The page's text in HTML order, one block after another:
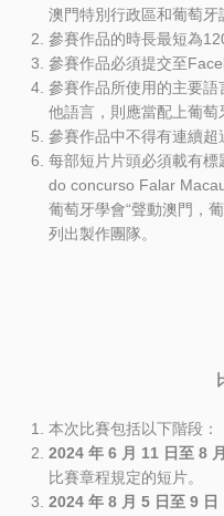
澳門特別行政區和葡萄牙
參賽作品的時長最短為
參賽作品必須提交至
參賽作品所使用的主要
他語言，則應當配上葡萄
參賽作品中不得有連續超
每部短片片頭必須載有
do concurso Falar
葡萄牙學會“聲動澳門，
列出製作團隊。
本次比賽包括以下階段：
2024 年 6 月 11 日至 8 月
比賽章程規定的短片。
2024 年 8 月 5 日至 9 日